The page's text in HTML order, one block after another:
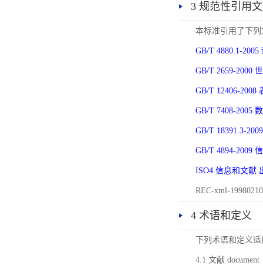
3 规范性引用
本标准引用了下
GB/T 4880.1-
GB/T 2659-2000
GB/T 12406-2008
GB/T 7408-2005
GB/T 18391.3-
GB/T 4894-2009
ISO4 信息和文献
REC-xml-
4 术语和定义
下列术语和定义
4.1 文献 document